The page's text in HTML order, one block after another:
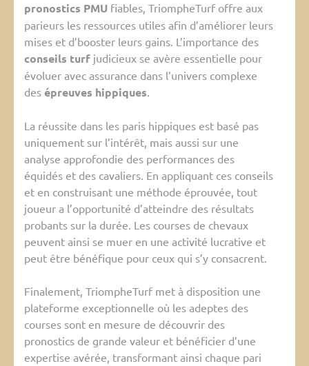
pronostics PMU fiables, TriompheTurf offre aux
parieurs les ressources utiles afin d’améliorer leurs
mises et d’booster leurs gains. L’importance des
conseils turf judicieux se avère essentielle pour
évoluer avec assurance dans l’univers complexe
des épreuves hippiques.
La réussite dans les paris hippiques est basé pas
uniquement sur l’intérêt, mais aussi sur une
analyse approfondie des performances des
équidés et des cavaliers. En appliquant ces conseils
et en construisant une méthode éprouvée, tout
joueur a l’opportunité d’atteindre des résultats
probants sur la durée. Les courses de chevaux
peuvent ainsi se muer en une activité lucrative et
peut être bénéfique pour ceux qui s’y consacrent.
Finalement, TriompheTurf met à disposition une
plateforme exceptionnelle où les adeptes des
courses sont en mesure de découvrir des
pronostics de grande valeur et bénéficier d’une
expertise avérée, transformant ainsi chaque pari